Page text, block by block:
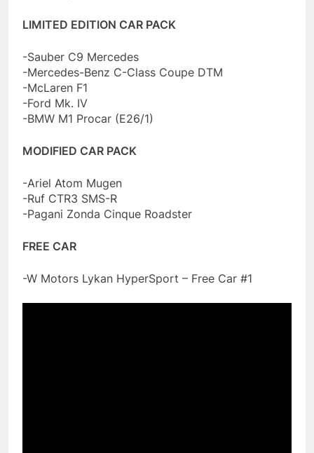
LIMITED EDITION CAR PACK
-Sauber C9 Mercedes
-Mercedes-Benz C-Class Coupe DTM
-McLaren F1
-Ford Mk. IV
-BMW M1 Procar (E26/1)
MODIFIED CAR PACK
-Ariel Atom Mugen
-Ruf CTR3 SMS-R
-Pagani Zonda Cinque Roadster
FREE CAR
-W Motors Lykan HyperSport – Free Car #1